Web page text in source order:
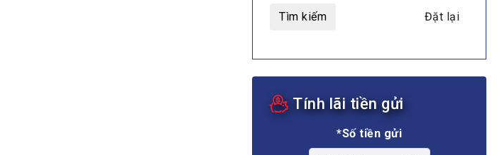
Tìm kiếm Đặt lại
Tính lãi tiền gửi
*Số tiền gửi